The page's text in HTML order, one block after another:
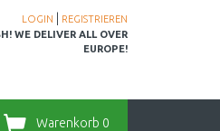
LOGIN
REGISTRIEREN
WE DELIVER ALL OVER
EUROPE!
Warenkorb 0